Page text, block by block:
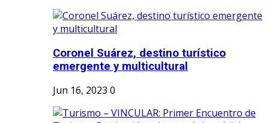
Coronel Suárez, destino turístico
emergente y multicultural
Jun 16, 2023 0